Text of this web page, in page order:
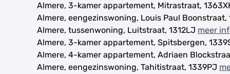
Almere, 3-kamer appartement, Mitrastraat,
Almere, eengezinswoning, Louis Paul Boonstraat,
Almere, tussenwoning, Luitstraat, 1312LJ meer
Almere, 3-kamer appartement, Spitsbergen,
Almere, 4-kamer appartement, Adriaen
Almere, eengezinswoning, Tahitistraat, 1339PJ